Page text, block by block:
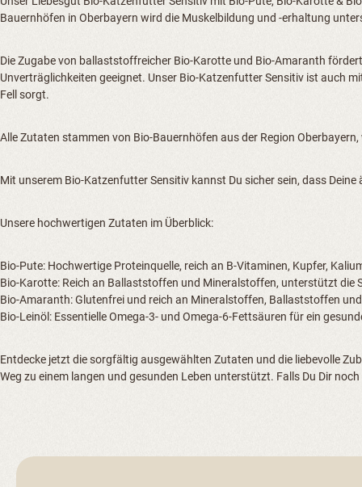
Bauernhöfen in Oberbayern wird die Muskelbildung und -erhaltung
Die Zugabe von ballaststoffreicher Bio-Karotte und Bio-Amaranth
Unverträglichkeiten geeignet. Unser Bio-Katzenfutter Sensitiv ist auch
Fell sorgt.
Alle Zutaten stammen von Bio-Bauernhöfen aus der Region
Mit unserem Bio-Katzenfutter Sensitiv kannst Du sicher sein, dass
Unsere hochwertigen Zutaten im Überblick:
Bio-Pute: Hochwertige Proteinquelle, reich an B-Vitaminen, Kupfer,
Bio-Karotte: Reich an Ballaststoffen und Mineralstoffen, unterstützt die
Bio-Amaranth: Glutenfrei und reich an Mineralstoffen, Ballaststoffen
Bio-Leinöl: Essentielle Omega-3- und Omega-6-Fettsäuren für ein
Entdecke jetzt die sorgfältig ausgewählten Zutaten und die liebevolle
Weg zu einem langen und gesunden Leben unterstützt. Falls Du Dir